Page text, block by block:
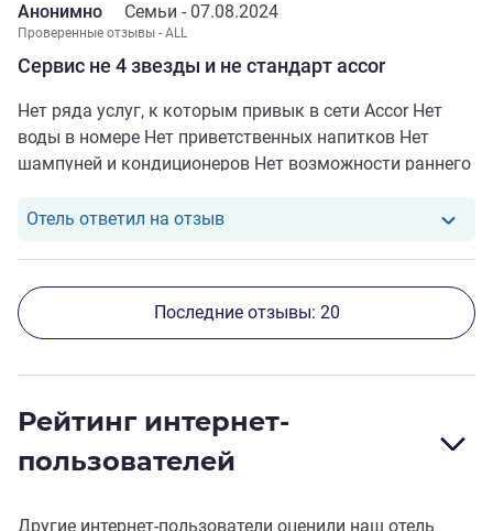
Сервис не 4 звезды и не стандарт accor
Анонимно Семьи - 07.08.2024
Проверенные отзывы - ALL
Нет ряда услуг, к которым привык в сети Accor Нет
воды в номере Нет приветственных напитков Нет
шампуней и кондиционеров Нет возможности раннего
Отель ответил на отзывОтель ответил на отзыв от null
Последние отзывы: 20
Рейтинг интернет-
пользователей
Другие интернет-пользователи оценили наш отель